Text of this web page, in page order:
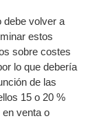
debe volver a
estos
sobre costes
lo que debería
de las
15 o 20 %
venta o